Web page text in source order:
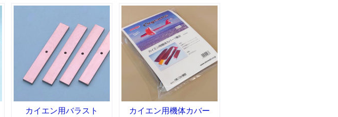
カイエン用バラスト
カイエン用機体カバー